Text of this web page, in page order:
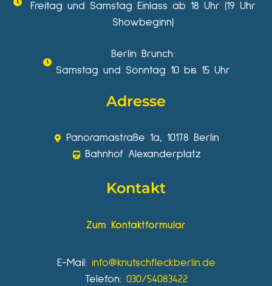
Freitag und Samstag Einlass ab 18 Uhr (19 Uhr
Showbeginn)
Berlin Brunch:
Samstag und Sonntag 10 bis 15 Uhr
Adresse
Panoramastraße 1a, 10178 Berlin
Bahnhof Alexanderplatz
Kontakt
Zum Kontaktformular
E-Mail: info@knutschfleckberlin.de
Telefon: 030/54083422